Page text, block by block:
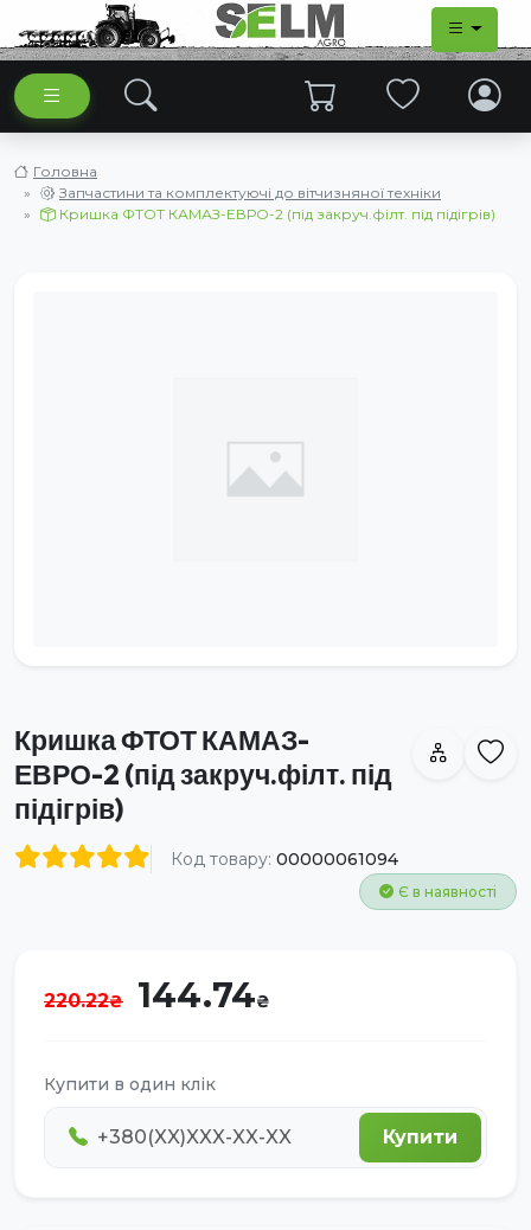
Головна
Запчастини та комплектуючі до вітчизняної техніки
Кришка ФТОТ КАМАЗ-ЕВРО-2 (під закруч.філт. під підігрів)
Кришка ФТОТ КАМАЗ-
ЕВРО-2 (під закруч.філт. під
підігрів)
Код товару: 00000061094
Є в наявності
220.22 144.74
Купити в один клік
Купити